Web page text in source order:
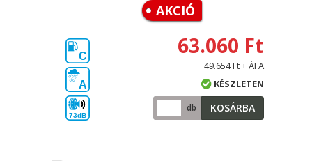
AKCIÓ
C
A
73dB
63.060 Ft
49.654 Ft + ÁFA
KÉSZLETEN
db KOSÁRBA